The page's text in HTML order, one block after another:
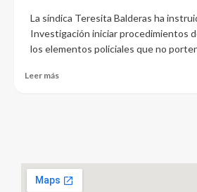
La síndica Teresita Balderas ha
Investigación iniciar procedimientos
los elementos policiales que no
Leer más